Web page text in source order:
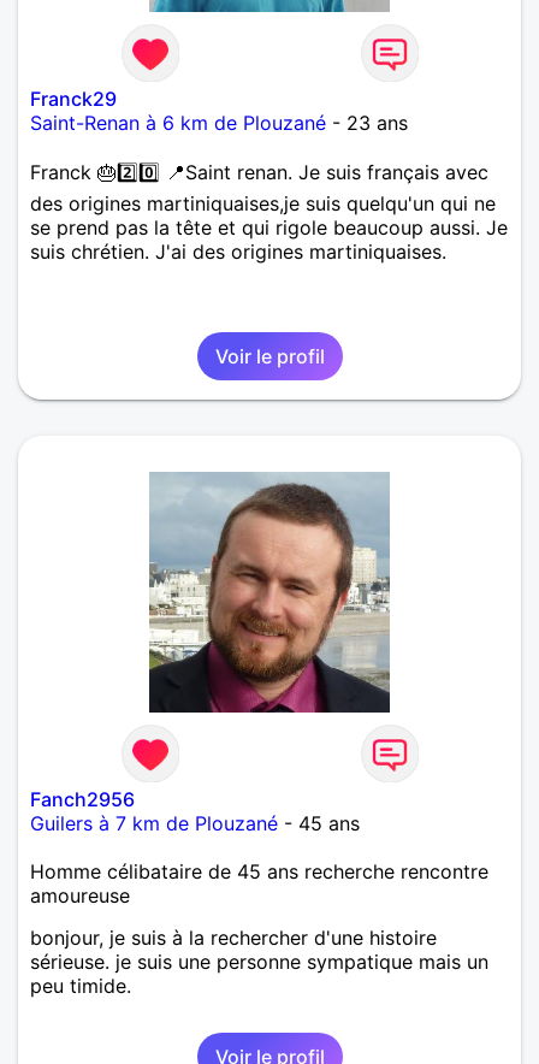
Franck29
Saint-Renan à 6 km de Plouzané - 23 ans
Franck 🎂2️⃣0️⃣ 📍Saint renan. Je suis français avec
des origines martiniquaises,je suis quelqu'un qui ne
se prend pas la tête et qui rigole beaucoup aussi. Je
suis chrétien. J'ai des origines martiniquaises.
Voir le profil
Fanch2956
Guilers à 7 km de Plouzané - 45 ans
Homme célibataire de 45 ans recherche rencontre
amoureuse
bonjour, je suis à la rechercher d'une histoire
sérieuse. je suis une personne sympatique mais un
peu timide.
Voir le profil